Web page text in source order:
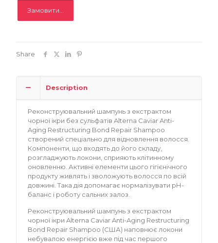
Замовити...
Share
Description
Реконструювальний шампунь з екстрактом
чорної ікри без сульфатів Alterna Caviar Anti-
Aging Restructuring Bond Repair Shampoo
створений спеціально для відновлення волосся.
Компоненти, що входять до його складу,
розгладжують локони, сприяють клітинному
оновленню. Активні елементи цього гігієнічного
продукту живлять і зволожують волосся по всій
довжині. Така дія допомагає нормалізувати рН-
баланс і роботу сальних залоз.
Реконструювальний шампунь з екстрактом
чорної ікри Alterna Caviar Anti-Aging Restructuring
Bond Repair Shampoo (США) наповнює локони
небувалою енергією вже під час першого